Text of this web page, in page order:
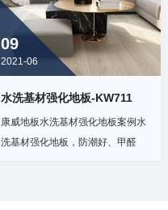
09
2021-06
水洗基材强化地板-KW711
康威地板水洗基材强化地板案例水
洗基材强化地板，防潮好、甲醛